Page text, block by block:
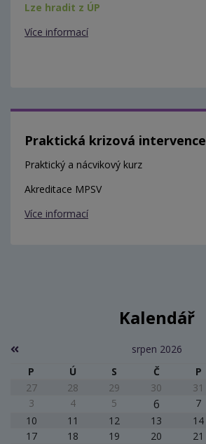
Lze hradit z ÚP
Více informací
Praktická krizová intervence
Praktický a nácvikový kurz
Akreditace MPSV
Více informací
Kalendář
srpen 2026
P
Ú S Č P
27
28 29 30 31
3
4 5 6 7
10
11 12 13 14
17
18 19 20 21